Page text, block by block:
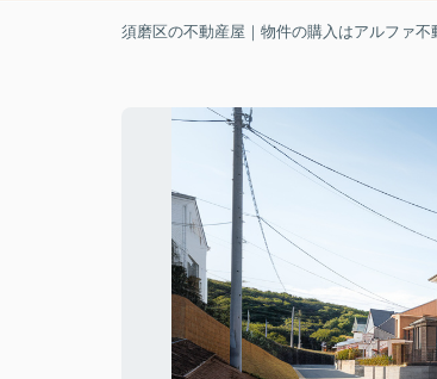
須磨区の不動産屋｜物件の購入はアルファ不